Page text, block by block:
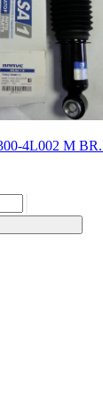
4L002 M